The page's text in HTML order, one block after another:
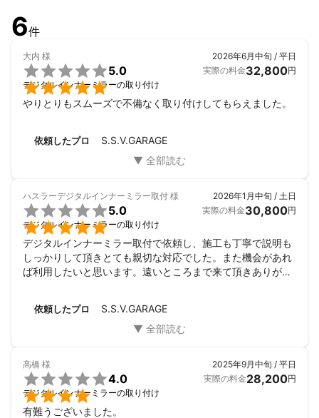
6件
大内 様


5.0
デジタルインナーミラーの取り付け
2026年6月中旬 / 平日
実際の料金32,800円
やりとりもスムーズで不備なく取り付けしてもらえました。
依頼したプロ S.S.V.GARAGE
ハスラーデジタルインナーミラー取付 様


5.0
デジタルインナーミラーの取り付け
2026年1月中旬 / 土日
実際の料金30,800円
デジタルインナーミラー取付で依頼し、施工も丁寧で説明も
しっかりして頂きとても親切な対応でした。また機会があれ
ば利用したいと思います。遠いところまで来て頂きありがと
依頼したプロ S.S.V.GARAGE
高橋 様


4.0
デジタルインナーミラーの取り付け
2025年9月中旬 / 平日
実際の料金28,200円
有難うございました。